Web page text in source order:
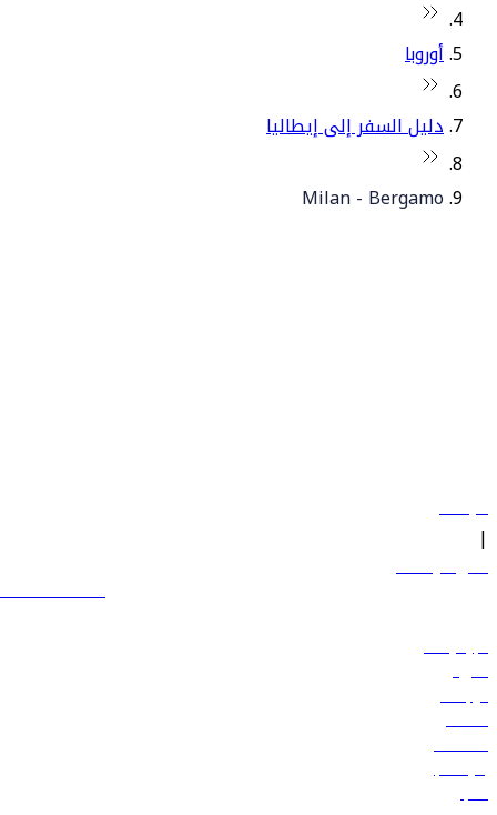
أوروبا
دليل السفر إلى إيطاليا
Milan - Bergamo
سياساتنا
|
الشروط والأحكام
600 544 445
حجز الرحلات
العروض
الوجهات
الأمتعة
المساعدة
إدارة الحجز
الأخبار